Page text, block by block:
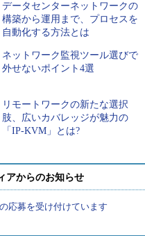
データセンターネットワークの
構築から運用まで、プロセスを
自動化する方法とは
ネットワーク監視ツール選びで
外せないポイント4選
リモートワークの新たな選択
肢、広いカバレッジが魅力の
「IP-KVM」とは?
アからのお知らせ
応募を受け付けています